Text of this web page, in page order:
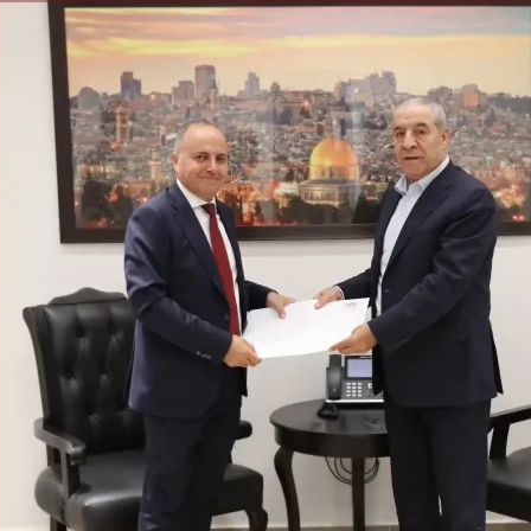
إلهام شرشر تكتب: دي مبقتش كورة..
دي سياسة
الكاتبة إلهام شرشر تهنئ الرئيس
السيسي بعيد ميلاده وتُشيد بجهوده
في بناء الدولة